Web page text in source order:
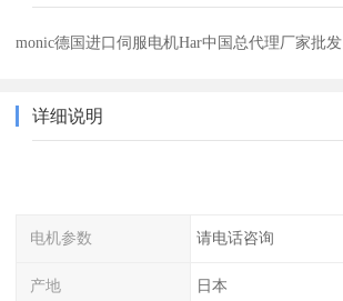
monic德国进口伺服电机Har中国总代理厂家批发
详细说明
电机参数 请电话咨询
产地 日本